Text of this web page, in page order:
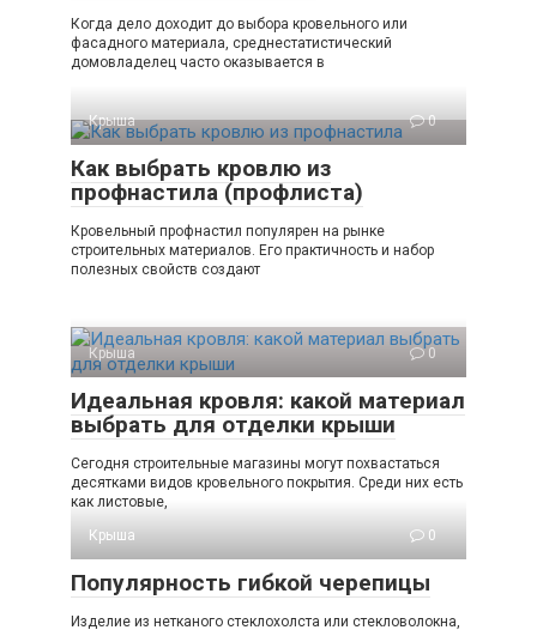
Когда дело доходит до выбора кровельного или
фасадного материала, среднестатистический
домовладелец часто оказывается в
Крыша 0
Как выбрать кровлю из
профнастила (профлиста)
Кровельный профнастил популярен на рынке
строительных материалов. Его практичность и набор
полезных свойств создают
Крыша 0
Идеальная кровля: какой материал
выбрать для отделки крыши
Сегодня строительные магазины могут похвастаться
десятками видов кровельного покрытия. Среди них есть
как листовые,
Крыша
0
Популярность гибкой черепицы
Изделие из нетканого стеклохолста или стекловолокна,